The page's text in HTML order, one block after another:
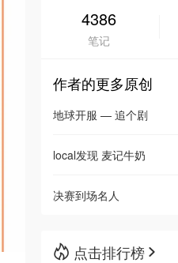
4386
笔记
作者的更多原创
地球开服 — 追个剧
local发现 麦记牛奶
决赛到场名人
点击排行榜